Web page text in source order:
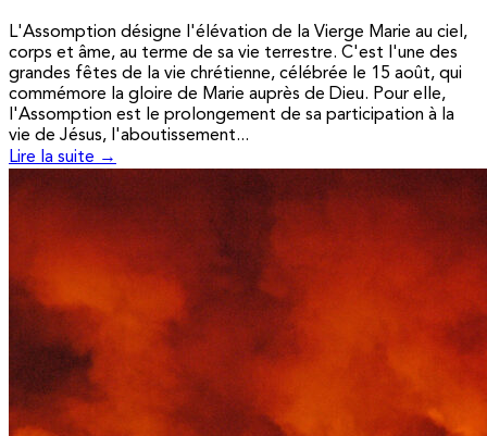
L'Assomption désigne l'élévation de la Vierge Marie au ciel,
corps et âme, au terme de sa vie terrestre. C'est l'une des
grandes fêtes de la vie chrétienne, célébrée le 15 août, qui
commémore la gloire de Marie auprès de Dieu. Pour elle,
l'Assomption est le prolongement de sa participation à la
vie de Jésus, l'aboutissement...
Lire la suite →